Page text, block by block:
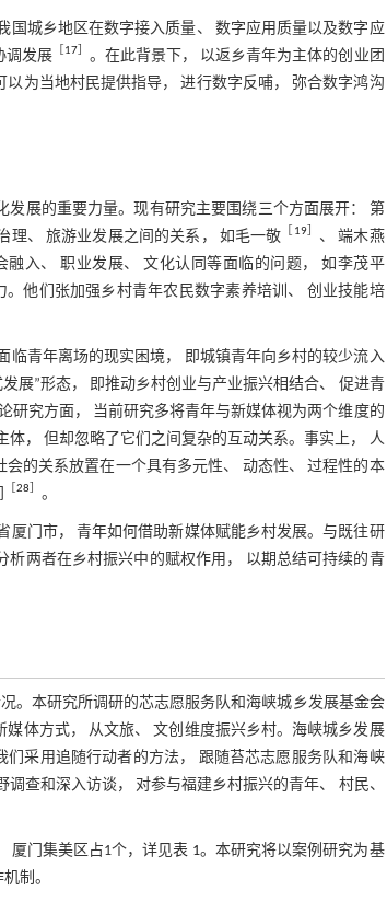
国城乡地区在数字接入质量、 数字应用质量以及数字应
调发展 ［17］ 。在此背景下， 以返乡青年为主体的创业团
为当地村民提供指导， 进行数字反哺， 弥合数字鸿沟
展的重要力量。现有研究主要围绕三个方面展开： 第
理、 旅游业发展之间的关系， 如毛一敬 ［ 19］ 、 端木燕
入、 职业发展、 文化认同等面临的问题， 如李茂平
他们张加强乡村青年农民数字素养培训、 创业技能培
临青年离场的现实困境， 即城镇青年向乡村的较少流入
展”形态， 即推动乡村创业与产业振兴相结合、 促进青
研究方面， 当前研究多将青年与新媒体视为两个维度的
， 但却忽略了它们之间复杂的互动关系。事实上， 人
的关系放置在一个具有多元性、 动态性、 过程性的本
［28］ 。
厦门市， 青年如何借助新媒体赋能乡村发展。与既往研
两者在乡村振兴中的赋权作用， 以期总结可持续的青
。本研究所调研的芯志愿服务队和海峡城乡发展基金会
体方式， 从文旅、 文创维度振兴乡村。海峡城乡发展
采用追随行动者的方法， 跟随苔芯志愿服务队和海峡
查和深入访谈， 对参与福建乡村振兴的青年、 村民、
厦门集美区占1个，详见表 1。本研究将以案例研究为基
制。